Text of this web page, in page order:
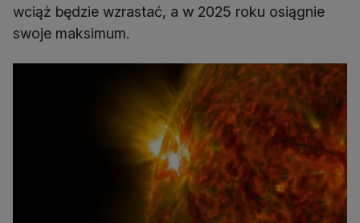
wciąż będzie wzrastać, a w 2025 roku osiągnie
swoje maksimum.